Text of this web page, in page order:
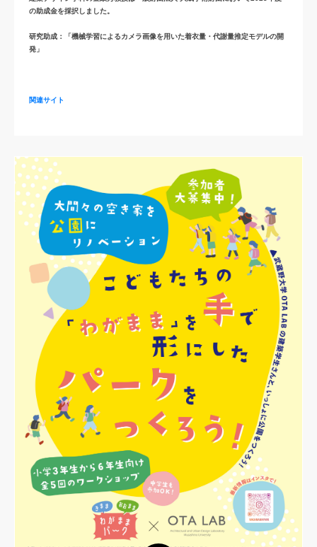
の助成金を採択しました。
研究助成：「機械学習によるカメラ画像を用いた着衣量・代謝量推定モデルの開
発」
関連サイト